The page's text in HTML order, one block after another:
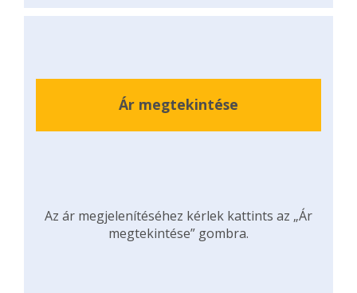
Ár megtekintése
Az ár megjelenítéséhez kérlek kattints az „Ár
megtekintése” gombra.